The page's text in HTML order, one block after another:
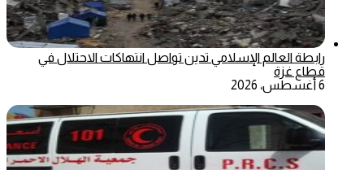
رابطة العالم الإسلامي تدين تواصل انتهاكات الاحتلال في
قطاع غزة
6 أغسطس، 2026